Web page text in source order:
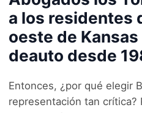
a los residentes
oeste de
deauto desde
Entonces, ¿por qué elegir
representación tan